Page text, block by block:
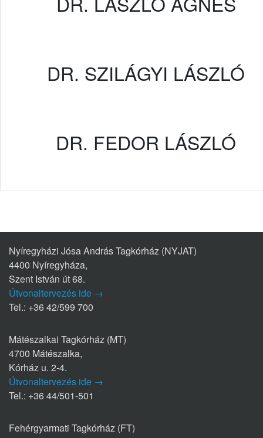
DR. SZILÁGYI LÁSZLÓ
DR. FEDOR LÁSZLÓ
Nyíregyházi Jósa András Tagkórház (NYJAT)
4400 Nyíregyháza,
Szent István út 68.
Útvonaltervezés ide →
Tel.: +36 42/599 700
Mátészalkai Tagkórház (MT)
4700 Mátészalka,
Kórház u. 2-4.
Útvonaltervezés ide →
Tel.: +36 44/501-501
Fehérgyarmati Tagkórház (FT)